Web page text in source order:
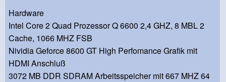
Hardware
Intel Core 2 Quad Prozessor Q 6600 2,4 GHZ, 8 MBL 2
Cache, 1066 MHZ FSB
Nividia Geforce 8600 GT High Perfomance Grafik mit
HDMI Anschluß
3072 MB DDR SDRAM Arbeitsspeicher mit 667 MHZ 64